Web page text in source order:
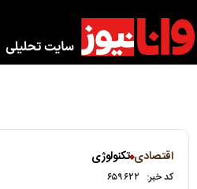
اقتصادی تکنولوژی
کد خبر: ۶۵۹۶۲۲